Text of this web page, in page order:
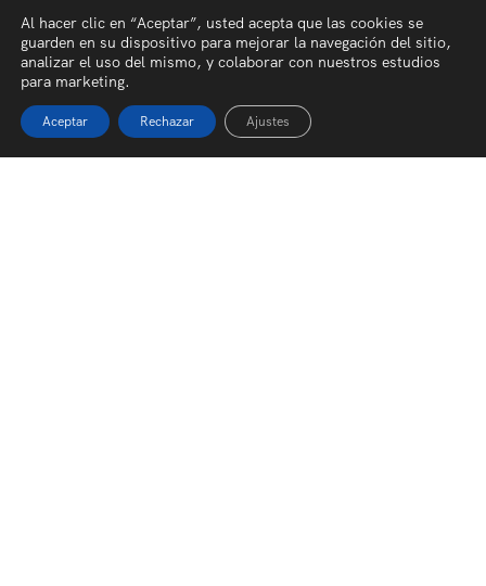
Al hacer clic en “Aceptar”, usted acepta que las cookies se
guarden en su dispositivo para mejorar la navegación del sitio,
analizar el uso del mismo, y colaborar con nuestros estudios
para marketing.
Aceptar Rechazar Ajustes